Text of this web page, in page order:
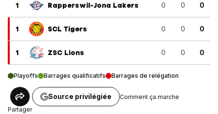
1 Rapperswil-Jona Lakers 0 0 0
1 SCL Tigers 0 0 0
1 ZSC Lions 0 0 0
Playoffs Barrages qualificatifs Barrages de relégation
Partager
Source privilégiée Comment ça marche